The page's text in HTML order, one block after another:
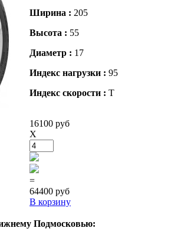
Ширина : 205
Высота : 55
Диаметр : 17
Индекс нагрузки : 95
Индекс скорости : T
16100 руб
X
=
64400 руб
В корзину
Подмосковью: